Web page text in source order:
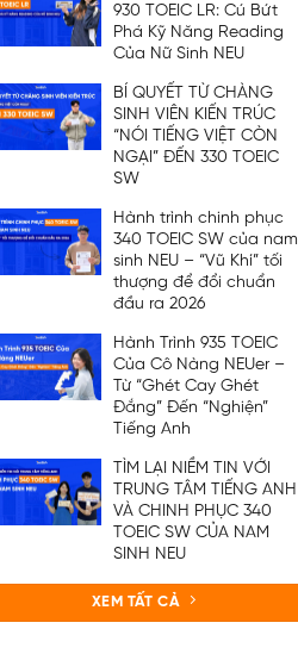
930 TOEIC LR: Cú Bứt
Phá Kỹ Năng Reading
Của Nữ Sinh NEU
BÍ QUYẾT TỪ CHÀNG
SINH VIÊN KIẾN TRÚC
“NÓI TIẾNG VIỆT CÒN
NGẠI” ĐẾN 330 TOEIC
SW
Hành trình chinh phục
340 TOEIC SW của nam
sinh NEU – “Vũ Khí” tối
thượng để đổi chuẩn
đầu ra 2026
Hành Trình 935 TOEIC
Của Cô Nàng NEUer –
Từ “Ghét Cay Ghét
Đắng” Đến “Nghiện”
Tiếng Anh
TÌM LẠI NIỀM TIN VỚI
TRUNG TÂM TIẾNG ANH
VÀ CHINH PHỤC 340
TOEIC SW CỦA NAM
SINH NEU
XEM TẤT CẢ